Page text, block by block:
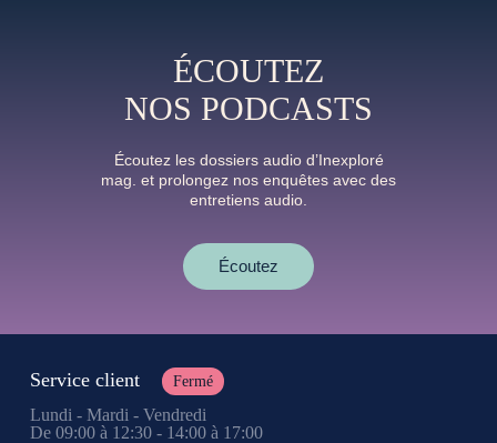
ÉCOUTEZ
NOS PODCASTS
Écoutez les dossiers audio d’Inexploré
mag. et prolongez nos enquêtes avec des
entretiens audio.
Écoutez
Service client Fermé
Lundi - Mardi - Vendredi
De 09:00 à 12:30 - 14:00 à 17:00